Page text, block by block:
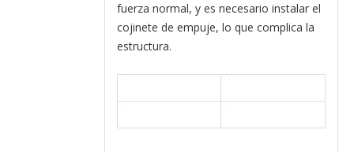
fuerza normal, y es necesario instalar el
cojinete de empuje, lo que complica la
estructura.